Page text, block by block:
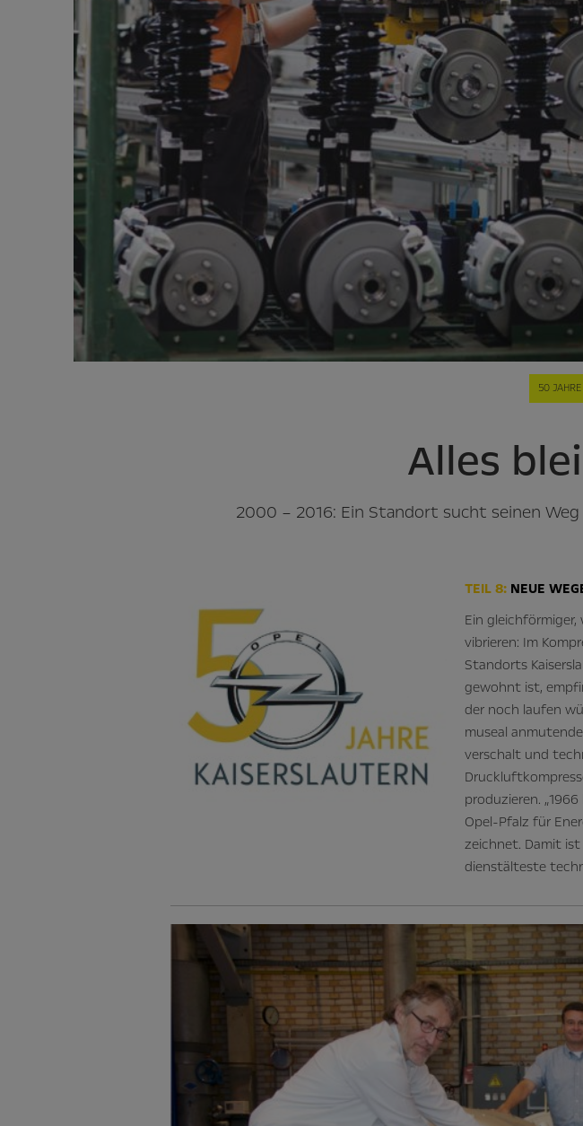
50
Alles
2000 – 2016: Ein Standort sucht seinen
TEIL 8: NEUE
Ein
vibrieren: Im
Standorts
gewohnt ist,
der noch laufen
museal
verschalt und
produzieren.
Opel-Pfalz für
zeichnet. Damit ist
dienstälteste